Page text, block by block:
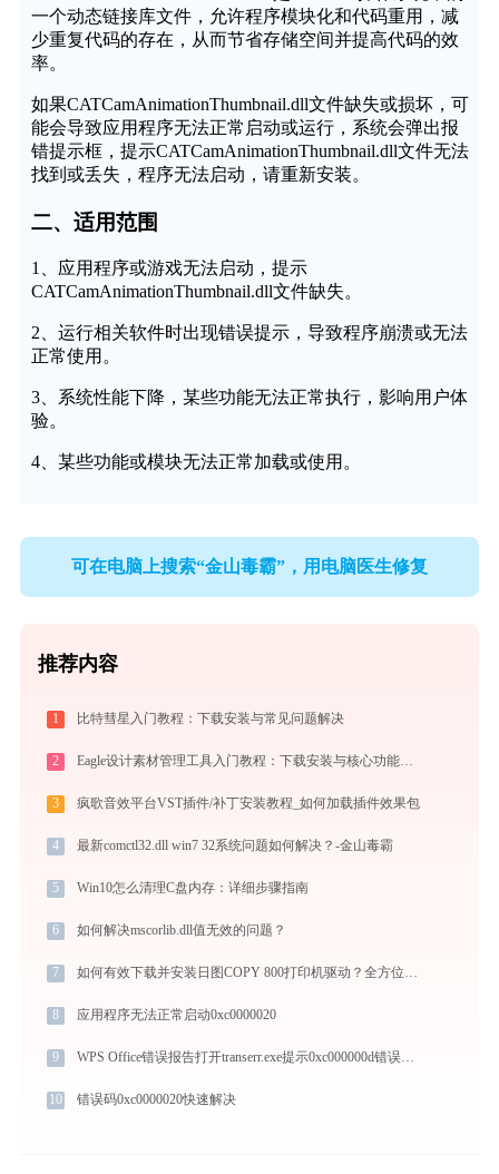
一个动态链接库文件，允许程序模块化和代码重用，减
少重复代码的存在，从而节省存储空间并提高代码的效
率。
如果CATCamAnimationThumbnail.dll文件缺失或损坏，可
能会导致应用程序无法正常启动或运行，系统会弹出报
错提示框，提示CATCamAnimationThumbnail.dll文件无法
找到或丢失，程序无法启动，请重新安装。
二、适用范围
1、应用程序或游戏无法启动，提示
CATCamAnimationThumbnail.dll文件缺失。
2、运行相关软件时出现错误提示，导致程序崩溃或无法
正常使用。
3、系统性能下降，某些功能无法正常执行，影响用户体
验。
4、某些功能或模块无法正常加载或使用。
可在电脑上搜索“金山毒霸”，用电脑医生修复
推荐内容
1 比特彗星入门教程：下载安装与常见问题解决
2 Eagle设计素材管理工具入门教程：下载安装与核心功能详解
3 疯歌音效平台VST插件/补丁安装教程_如何加载插件效果包
4 最新comctl32.dll win7 32系统问题如何解决？-金山毒霸
5 Win10怎么清理C盘内存：详细步骤指南
6 如何解决mscorlib.dll值无效的问题？
7 如何有效下载并安装日图COPY 800打印机驱动？全方位指导手册
8 应用程序无法正常启动0xc0000020
9 WPS Office错误报告打开transerr.exe提示0xc000000d错误码怎么办
10 错误码0xc0000020快速解决